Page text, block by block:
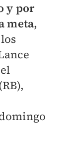
y por
meta,